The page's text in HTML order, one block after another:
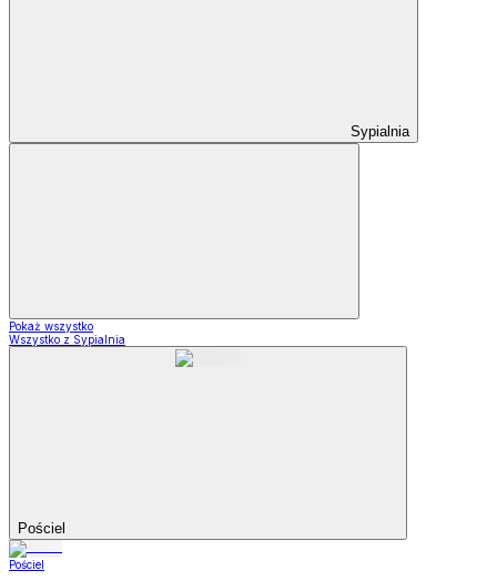
Sypialnia
Pokaż wszystko
Wszystko z Sypialnia
Pościel
Pościel